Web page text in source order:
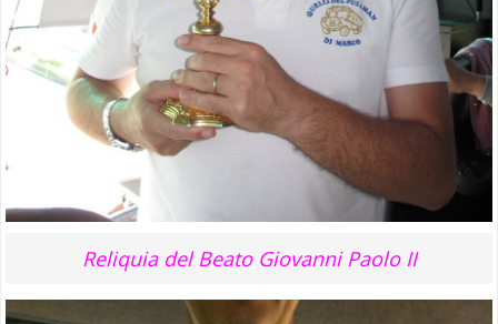
Reliquia del Beato Giovanni Paolo II